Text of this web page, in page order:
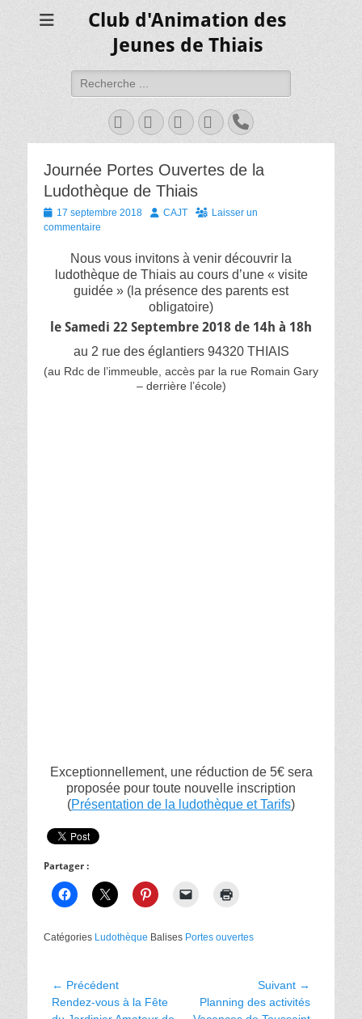
Club d'Animation des
Jeunes de Thiais
Rechercher :
Facebook
TwitterYouTubeInstagram
Tél
Journée Portes Ouvertes de la
Ludothèque de Thiais
Posted
on
17 septembre 2018 Author
CAJT
Laisser un
commentaire
Nous vous invitons à venir découvrir la
ludothèque de Thiais au cours d’une « visite
guidée » (la présence des parents est
obligatoire)
le Samedi 22 Septembre 2018 de 14h à 18h
au 2 rue des églantiers 94320 THIAIS
(au Rdc de l’immeuble, accès par la rue Romain Gary
– derrière l’école)
Exceptionnellement, une réduction de 5€ sera
proposée pour toute nouvelle inscription
(Présentation de la ludothèque et Tarifs)
Partager :
Catégories Ludothèque Balises Portes ouvertes
Navigation
de
← Précédent
Article
Rendez-vous à la Fête
Suivant →
ArticlePlanning des activités